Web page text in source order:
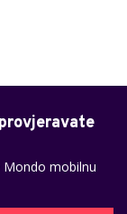
mobilnu